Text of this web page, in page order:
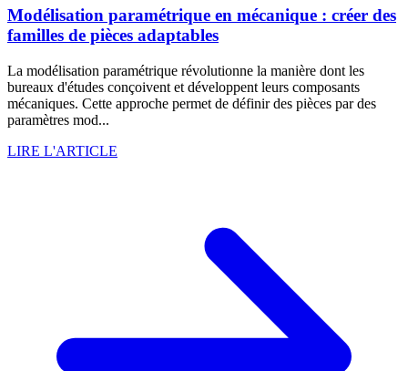
Modélisation paramétrique en mécanique : créer des
familles de pièces adaptables
La modélisation paramétrique révolutionne la manière dont les
bureaux d'études conçoivent et développent leurs composants
mécaniques. Cette approche permet de définir des pièces par des
paramètres mod...
LIRE L'ARTICLE